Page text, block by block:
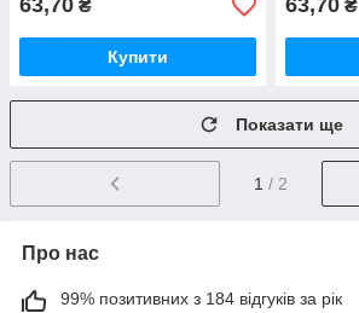
63,70 ₴
Купити
63,70 ₴
Показати ще
1 / 2
Про нас
99% позитивних з 184 відгуків за рік